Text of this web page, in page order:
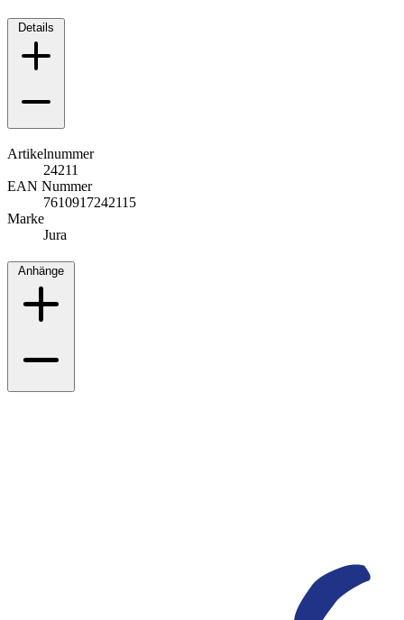
Details
Artikelnummer
24211
EAN Nummer
7610917242115
Marke
Jura
Anhänge